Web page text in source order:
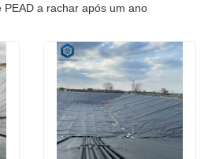
a rachar após um ano